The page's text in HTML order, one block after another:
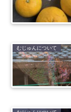
むじゅんについて